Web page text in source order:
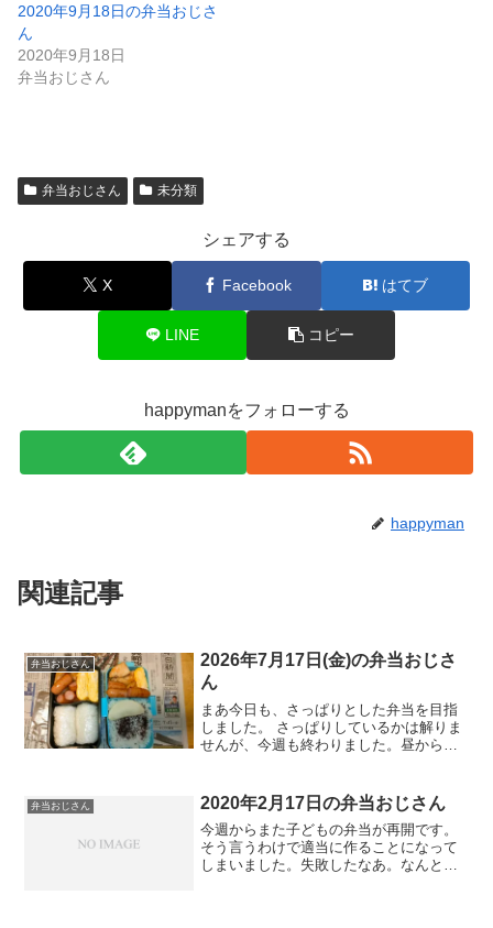
2020年9月18日の弁当おじさ
ん
2020年9月18日
弁当おじさん
弁当おじさん 未分類
シェアする
X Facebook はてブ
LINE コピー
happymanをフォローする
happyman
関連記事
弁当おじさん
2026年7月17日(金)の弁当おじさ
ん
まあ今日も、さっぱりとした弁当を目指
しました。 さっぱりしているかは解りま
せんが、今週も終わりました。昼から休
弁当おじさん 2020年2月17日の弁当おじさん
今週からまた子どもの弁当が再開です。
そう言うわけで適当に作ることになって
しまいました。失敗したなあ。なんとな